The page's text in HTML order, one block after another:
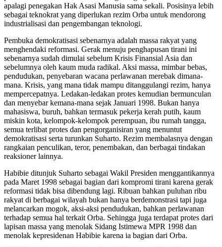
apalagi penegakan Hak Asasi Manusia sama sekali. Posisinya lebih
sebagai teknokrat yang diperlukan rezim Orba untuk mendorong
industrialisasi dan pengembangan teknologi.
Pembuka demokratisasi sebenarnya adalah massa rakyat yang
menghendaki reformasi. Gerak menuju penghapusan tirani ini
sebenarnya sudah dimulai sebelum Krisis Finansial Asia dan
sebelumnya oleh kaum muda radikal. Aksi massa, mimbar bebas,
pendudukan, penyebaran wacana perlawanan merebak dimana-
mana. Krisis, yang mana tidak mampu ditanggulangi rezim, hanya
mempercepatnya. Ledakan-ledakan protes kemudian bermunculan
dan menyebar kemana-mana sejak Januari 1998. Bukan hanya
mahasiswa, buruh, bahkan termasuk pekerja kerah putih, kaum
miskin kota, kelompok-kelompok perempuan, ibu rumah tangga,
semua terlibat protes dan pengorganisiran yang menuntut
demokratisasi serta turunkan Suharto. Rezim membalasnya dengan
rangkaian penculikan, teror, penembakan, dan berbagai tindakan
reaksioner lainnya.
Habibie ditunjuk Suharto sebagai Wakil Presiden menggantikannya
pada Maret 1998 sebagai bagian dari kompromi tirani karena gerak
reformasi tidak bisa dibendung lagi. Ribuan bahkan puluhan ribu
rakyat di berbagai wilayah bukan hanya berdemonstrasi tapi juga
melancarkan mogok, aksi-aksi pendudukan, bahkan perlawanan
terhadap semua hal terkait Orba. Sehingga juga terdapat protes dari
lapisan massa yang menolak Sidang Istimewa MPR 1998 dan
menolak kepresidenan Habibie karena ia bagian dari Orba.